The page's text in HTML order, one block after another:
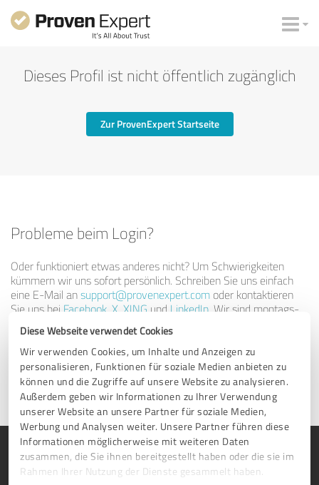
Diese Webseite verwendet Cookies
Wir verwenden Cookies, um Inhalte und Anzeigen zu
personalisieren, Funktionen für soziale Medien anbieten zu
können und die Zugriffe auf unsere Website zu analysieren.
Außerdem geben wir Informationen zu Ihrer Verwendung
unserer Website an unsere Partner für soziale Medien,
Werbung und Analysen weiter. Unsere Partner führen diese
Informationen möglicherweise mit weiteren Daten
zusammen, die Sie ihnen bereitgestellt haben oder die sie im
Rahmen Ihrer Nutzung der Dienste gesammelt haben.
Dieses Profil ist nicht öffentlich zugänglich
Zur ProvenExpert Startseite
Probleme beim Login?
Oder funktioniert etwas anderes nicht? Um Schwierigkeiten
kümmern wir uns sofort persönlich. Schreiben Sie uns einfach
eine E-Mail ansupport@provenexpert.com oder kontaktieren
Sie uns bei Facebook X XING und LinkedIn . Wir sind montags-
freitags 9-17 Uhr (MESZ) für Sie da.
Nehmen Sie Kontakt auf
PRODUKT
Bewertungssiegel
ÜBER UNS
Warum ProvenExpert?